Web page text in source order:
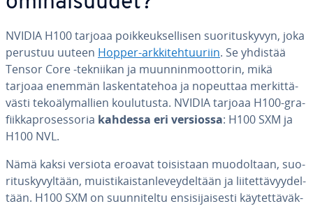
NVIDIA H100 tarjoaa poik­keuk­sel­li­sen suo­ri­tus­ky­vyn, joka
perustuu uuteen Hopper-ark­ki­teh­tuu­riin. Se yhdistää
Tensor Core -tekniikan ja muun­nin­moot­to­rin, mikä
tarjoaa enemmän las­ken­ta­te­hoa ja nopeuttaa mer­kit­tä­
väs­ti te­ko­ä­ly­mal­lien kou­lu­tus­ta. NVIDIA tarjoaa H100-gra­
fiik­kapro­ses­so­ria kahdessa eri versiossa: H100 SXM ja
H100 NVL.
Nämä kaksi versiota eroavat toi­sis­taan muo­dol­taan, suo­
ri­tus­ky­vyl­tään, muis­ti­kais­tan­le­vey­del­tään ja lii­tet­tä­vyy­del­
tään. H100 SXM on suun­ni­tel­tu en­si­si­jai­ses­ti käy­tet­tä­väk­